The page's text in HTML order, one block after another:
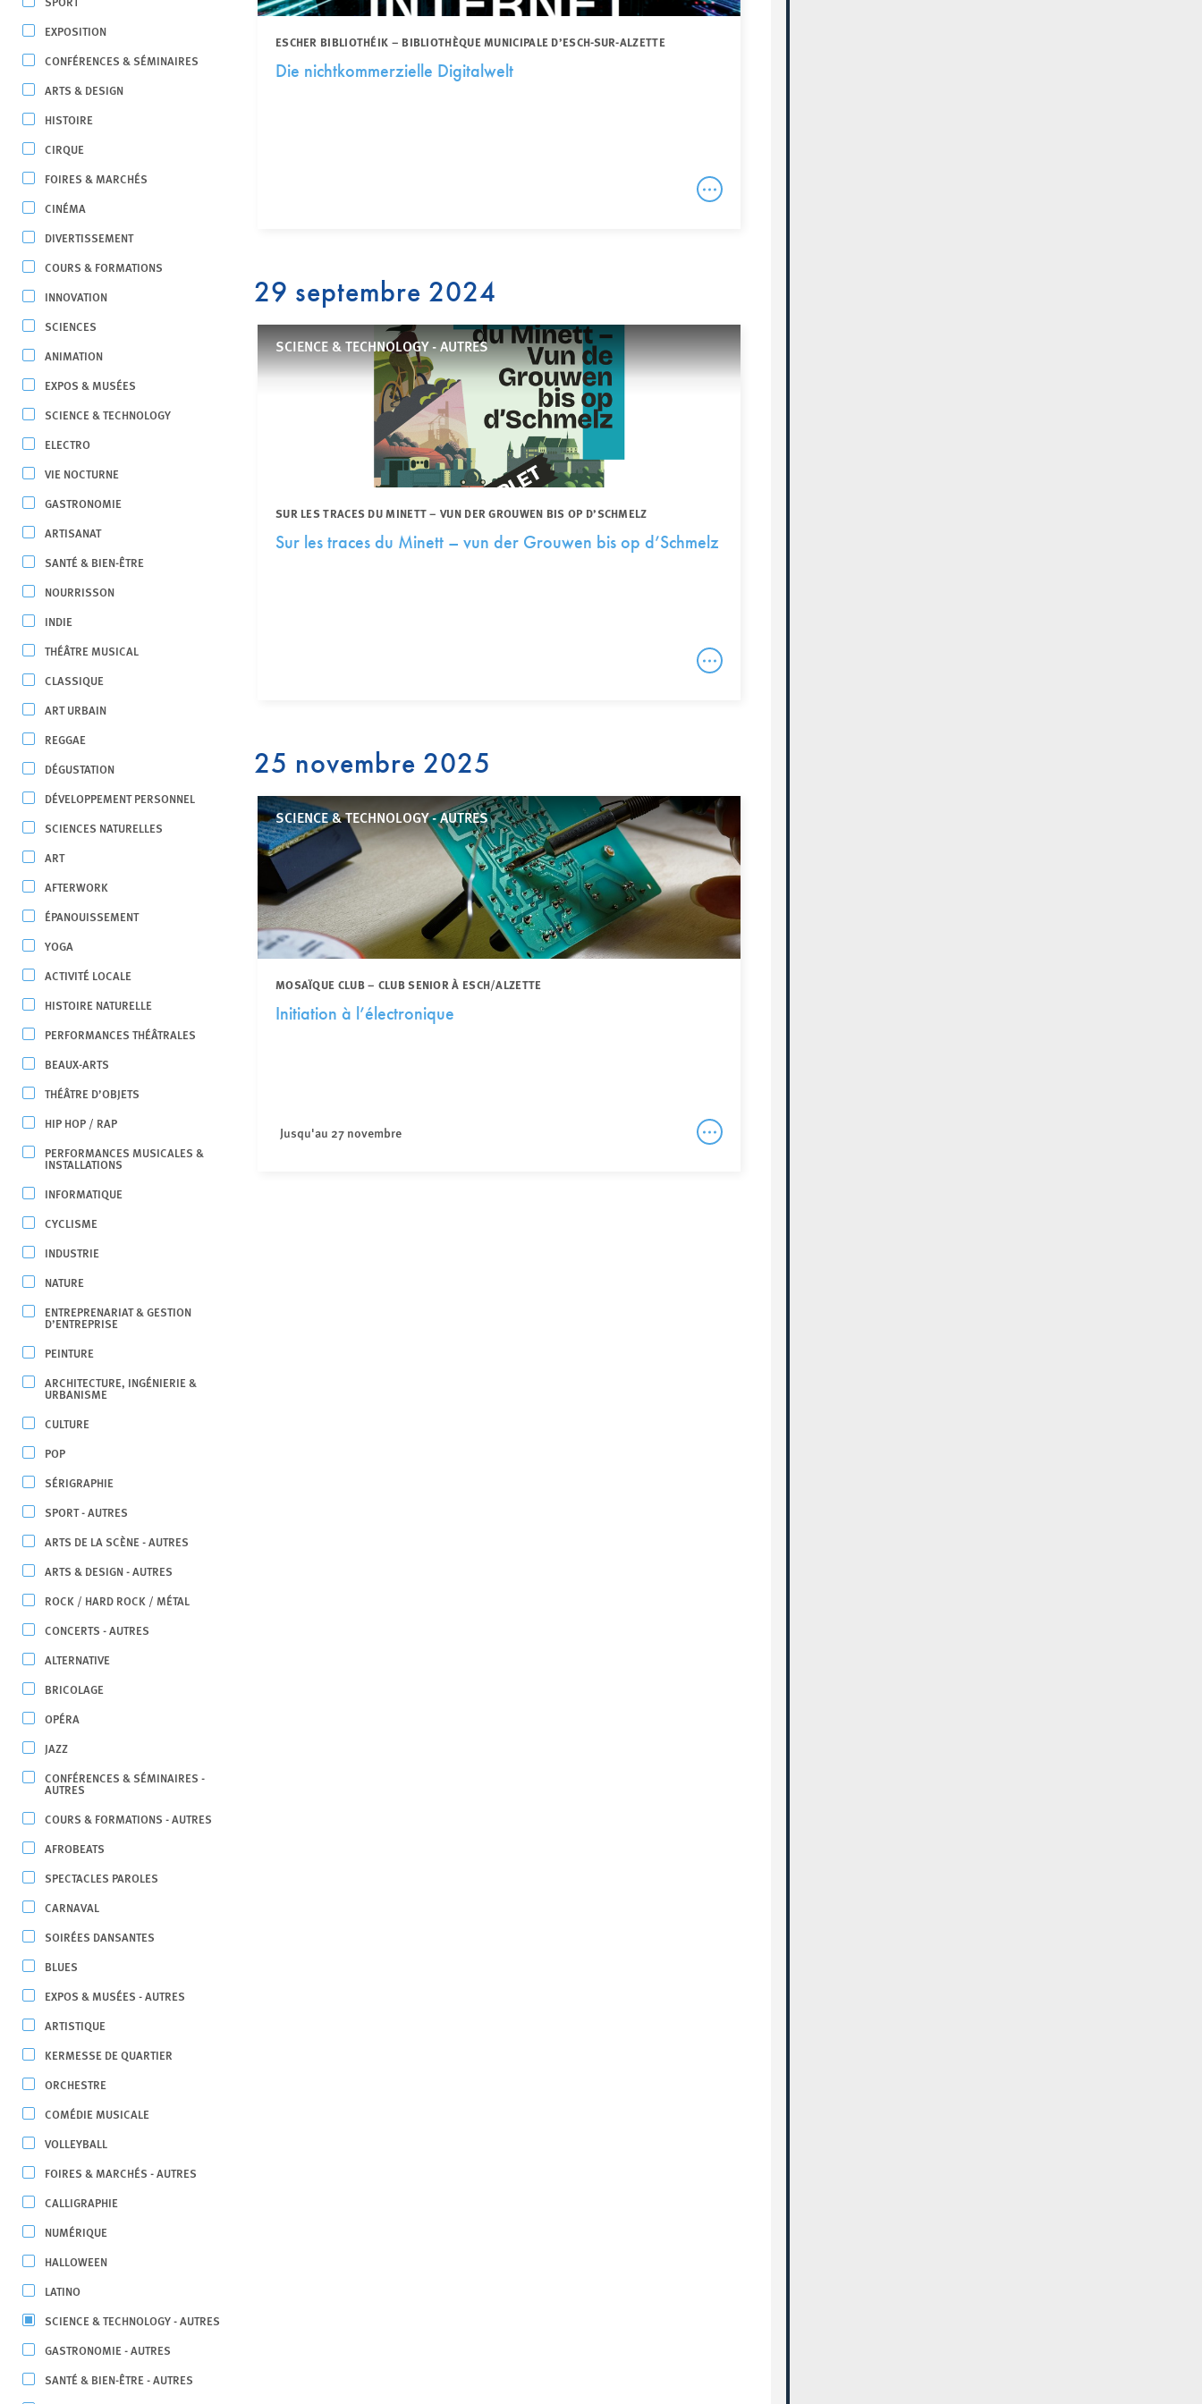
EXPOSITION
CONFÉRENCES & SÉMINAIRES
ARTS & DESIGN
HISTOIRE
CIRQUE
FOIRES & MARCHÉS
CINÉMA
DIVERTISSEMENT
COURS & FORMATIONS
INNOVATION
SCIENCES
ANIMATION
EXPOS & MUSÉES
SCIENCE & TECHNOLOGY
ELECTRO
VIE NOCTURNE
GASTRONOMIE
ARTISANAT
SANTÉ & BIEN-ÊTRE
NOURRISSON
INDIE
THÉÂTRE MUSICAL
CLASSIQUE
ART URBAIN
REGGAE
DÉGUSTATION
DÉVELOPPEMENT PERSONNEL
SCIENCES NATURELLES
ART
AFTERWORK
ÉPANOUISSEMENT
YOGA
ACTIVITÉ LOCALE
HISTOIRE NATURELLE
PERFORMANCES THÉÂTRALES
BEAUX-ARTS
THÉÂTRE D’OBJETS
HIP HOP / RAP
PERFORMANCES MUSICALES &
INSTALLATIONS
INFORMATIQUE
CYCLISME
INDUSTRIE
NATURE
ENTREPRENARIAT & GESTION
D’ENTREPRISE
PEINTURE
ARCHITECTURE, INGÉNIERIE &
URBANISME
CULTURE
POP
SÉRIGRAPHIE
SPORT - AUTRES
ARTS DE LA SCÈNE - AUTRES
ARTS & DESIGN - AUTRES
ROCK / HARD ROCK / MÉTAL
CONCERTS - AUTRES
ALTERNATIVE
BRICOLAGE
OPÉRA
JAZZ
CONFÉRENCES & SÉMINAIRES -
AUTRES
COURS & FORMATIONS - AUTRES
AFROBEATS
SPECTACLES PAROLES
CARNAVAL
SOIRÉES DANSANTES
BLUES
EXPOS & MUSÉES - AUTRES
ARTISTIQUE
KERMESSE DE QUARTIER
ORCHESTRE
COMÉDIE MUSICALE
VOLLEYBALL
FOIRES & MARCHÉS - AUTRES
CALLIGRAPHIE
NUMÉRIQUE
HALLOWEEN
LATINO
SCIENCE & TECHNOLOGY - AUTRES
GASTRONOMIE - AUTRES
SANTÉ & BIEN-ÊTRE - AUTRES
ESCHER BIBLIOTHÉIK – BIBLIOTHÈQUE MUNICIPALE D’ESCH-SUR-ALZETTE
Die nichtkommerzielle Digitalwelt
29 septembre 2024
SCIENCE & TECHNOLOGY - AUTRES
SUR LES TRACES DU MINETT – VUN DER GROUWEN BIS OP D’SCHMELZ
Sur les traces du Minett – vun der Grouwen bis op d’Schmelz
25 novembre 2025
SCIENCE & TECHNOLOGY - AUTRES
MOSAÏQUE CLUB – CLUB SENIOR À ESCH/ALZETTE
Initiation à l’électronique
Jusqu'au 27 novembre